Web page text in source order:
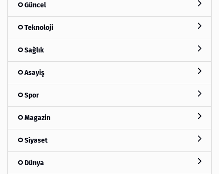
Güncel
Teknoloji
Sağlık
Asayiş
Spor
Magazin
Siyaset
Dünya